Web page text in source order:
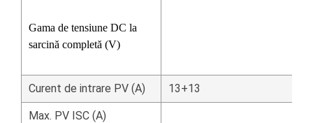
Gama de tensiune DC la
sarcină completă (V)
Curent de intrare PV (A) 13+13
Max. PV ISC (A)